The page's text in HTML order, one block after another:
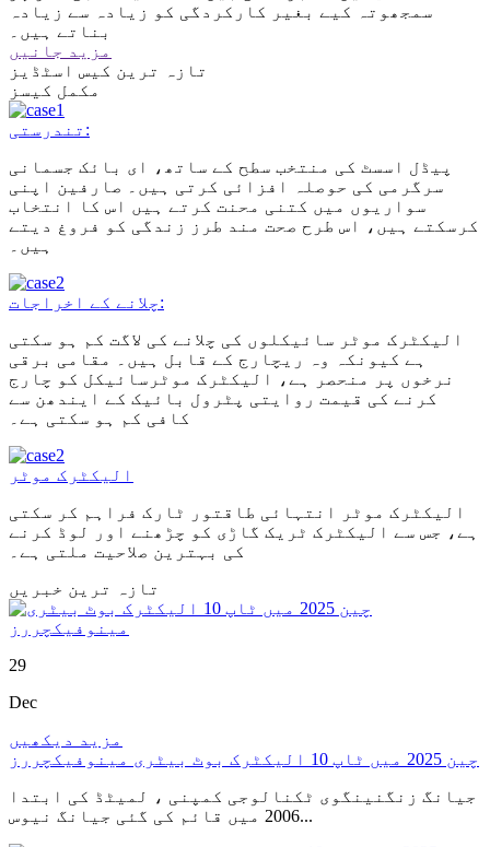
سمجھوتہ کیے بغیر کارکردگی کو زیادہ سے زیادہ
بناتے ہیں۔
مزید جانیں
تازہ ترین کیس اسٹڈیز
مکمل کیسز
تندرستی:
پیڈل اسسٹ کی منتخب سطح کے ساتھ، ای بائک جسمانی
سرگرمی کی حوصلہ افزائی کرتی ہیں۔ صارفین اپنی
سواریوں میں کتنی محنت کرتے ہیں اس کا انتخاب
کرسکتے ہیں، اس طرح صحت مند طرز زندگی کو فروغ دیتے
ہیں۔
چلانے کے اخراجات:
الیکٹرک موٹر سائیکلوں کی چلانے کی لاگت کم ہو سکتی
ہے کیونکہ وہ ریچارج کے قابل ہیں۔ مقامی برقی
نرخوں پر منحصر ہے، الیکٹرک موٹرسائیکل کو چارج
کرنے کی قیمت روایتی پٹرول بائیک کے ایندھن سے
کافی کم ہو سکتی ہے۔
الیکٹرک موٹر
الیکٹرک موٹر انتہائی طاقتور ٹارک فراہم کر سکتی
ہے، جس سے الیکٹرک ٹریک گاڑی کو چڑھنے اور لوڈ کرنے
کی بہترین صلاحیت ملتی ہے۔
تازہ ترین خبریں
29
Dec
مزید دیکھیں
چین 2025 میں ٹاپ 10 الیکٹرک بوٹ بیٹری مینوفیکچررز
جیانگ زنگنینگوی ٹکنالوجی کمپنی ، لمیٹڈ کی ابتدا
2006 میں قائم کی گئی جیانگ نیوس...